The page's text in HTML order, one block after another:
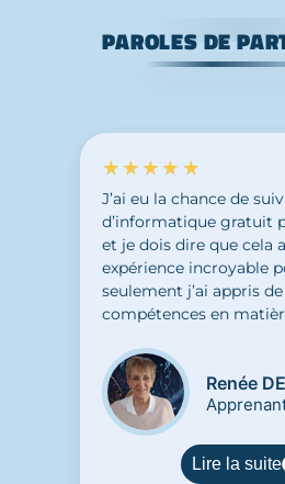
PAROLES DE
★★★★★
J’ai eu la chance de
d’informatique gratuit
et je dois dire que cela
expérience incroyable
seulement j’ai appris
compétences en
découvert un don
cours m’a permis de
nouvelles possibilités et
de nouveaux horizons.
à un atelier créatif grâce
compétences acquises
Renée
Lire la suite